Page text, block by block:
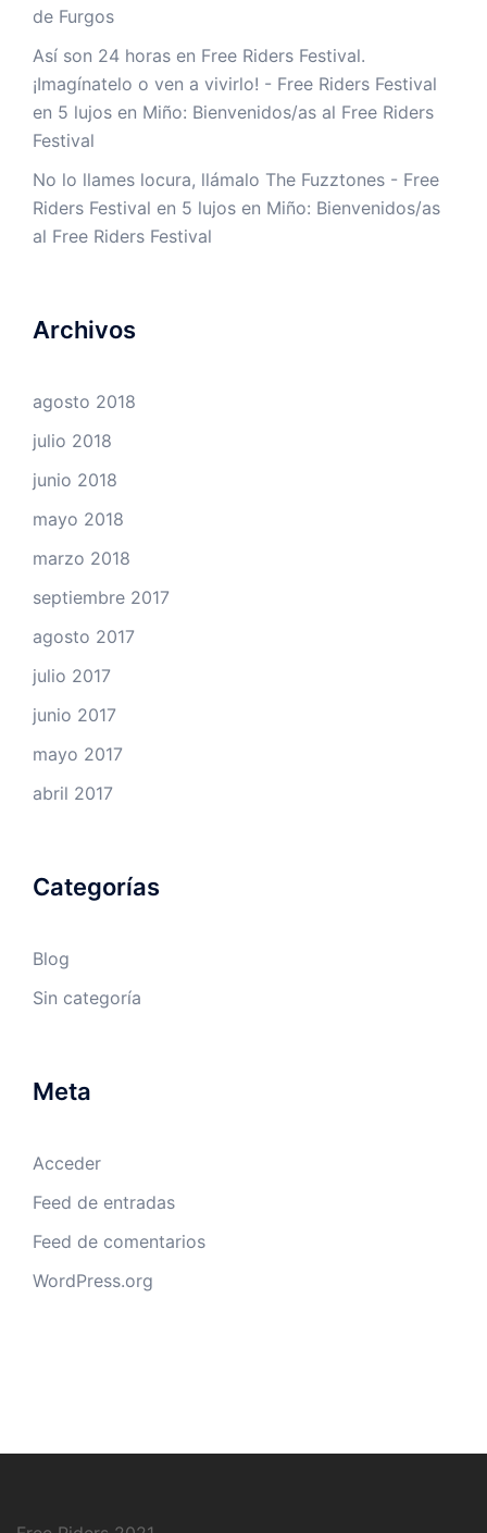
de Furgos
Así son 24 horas en Free Riders Festival.
¡Imagínatelo o ven a vivirlo! - Free Riders Festival
en 5 lujos en Miño: Bienvenidos/as al Free Riders
Festival
No lo llames locura, llámalo The Fuzztones - Free
Riders Festival en 5 lujos en Miño: Bienvenidos/as
al Free Riders Festival
Archivos
agosto 2018
julio 2018
junio 2018
mayo 2018
marzo 2018
septiembre 2017
agosto 2017
julio 2017
junio 2017
mayo 2017
abril 2017
Categorías
Blog
Sin categoría
Meta
Acceder
Feed de entradas
Feed de comentarios
WordPress.org